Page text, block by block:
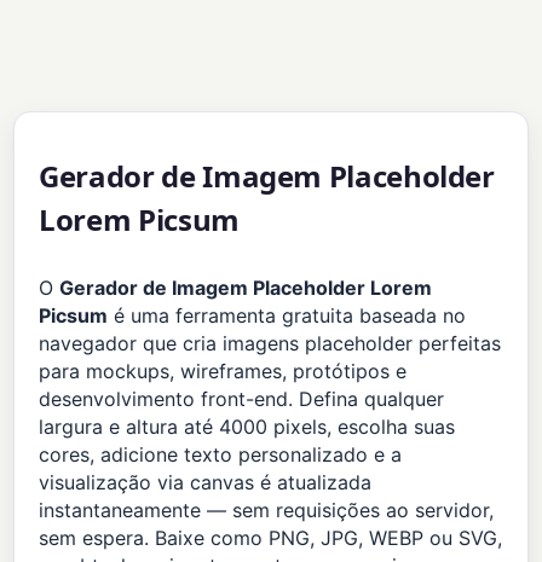
Gerador de Imagem Placeholder
Lorem Picsum
OGerador de Imagem Placeholder Lorem
Picsum é uma ferramenta gratuita baseada no
navegador que cria imagens placeholder perfeitas
para mockups, wireframes, protótipos e
desenvolvimento front-end. Defina qualquer
largura e altura até 4000 pixels, escolha suas
cores, adicione texto personalizado e a
visualização via canvas é atualizada
instantaneamente — sem requisições ao servidor,
sem espera. Baixe como PNG, JPG, WEBP ou SVG,